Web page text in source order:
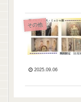
その他
2025.09.06